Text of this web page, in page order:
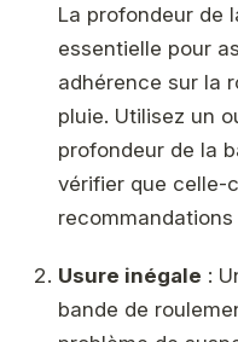
La profondeur de
essentielle pour
adhérence sur la
pluie. Utilisez un
profondeur de la
vérifier que celle-
Usure inégale :
bande de